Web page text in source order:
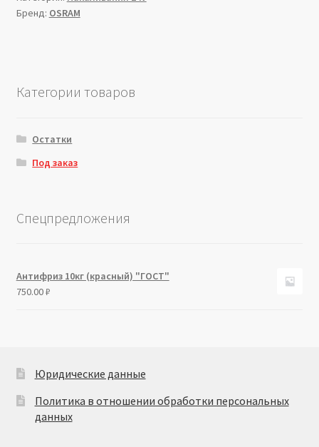
Бренд: OSRAM
Категории товаров
Остатки
Под заказ
Спецпредложения
Антифриз 10кг (красный) "ГОСТ"
750.00₽
Юридические данные
Политика в отношении обработки персональных
данных